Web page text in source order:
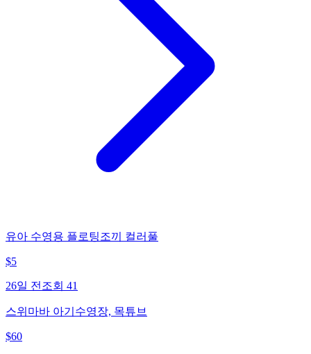
유아 수영용 플로팅조끼 컬러풀
$5
26일 전 조회 41
스위마바 아기수영장, 목튜브
$60